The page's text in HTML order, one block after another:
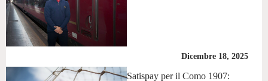
Dicembre 18, 2025
Satispay per il Como 1907: